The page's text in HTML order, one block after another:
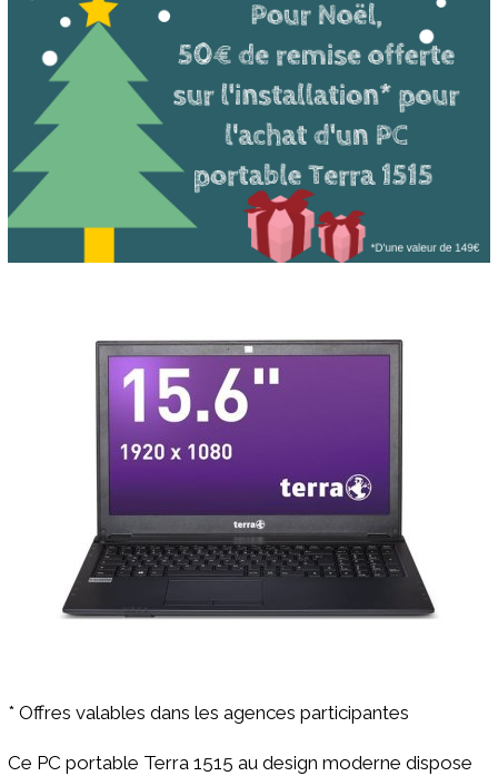
* Offres valables dans les agences participantes
Ce PC portable Terra 1515 au design moderne dispose